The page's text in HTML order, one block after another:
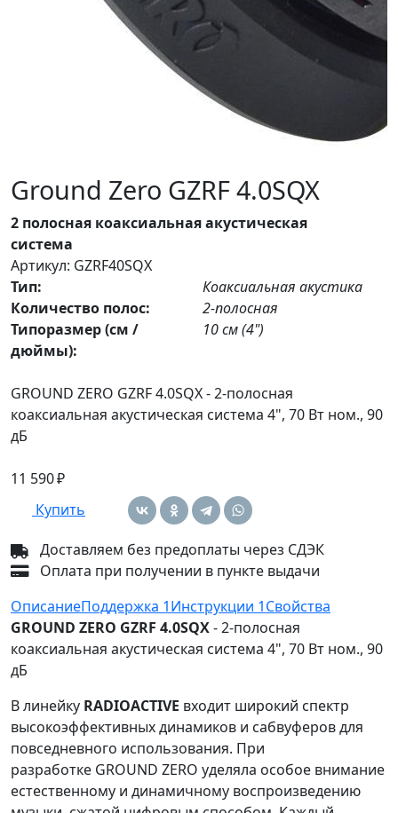
Ground Zero GZRF 4.0SQX
2 полосная коаксиальная акустическая
система
Артикул: GZRF40SQX
Тип:
Коаксиальная акустика
Количество полос:
2-полосная
Типоразмер (см /
дюймы):
10 см (4")
GROUND ZERO GZRF 4.0SQX - 2-полосная
коаксиальная акустическая система 4", 70 Вт ном., 90
дБ
11 590 ₽
Купить
Доставляем без предоплаты через СДЭК
Оплата при получении в пункте выдачи
ОписаниеПоддержка 1Инструкции 1Свойства
GROUND ZERO GZRF 4.0SQX- 2-полосная
коаксиальная акустическая система 4", 70 Вт ном., 90
дБ
В линейку RADIOACTIVE входит широкий спектр
высокоэффективных динамиков и сабвуферов для
повседневного использования. При
разработке GROUND ZERO уделяла особое внимание
естественному и динамичному воспроизведению